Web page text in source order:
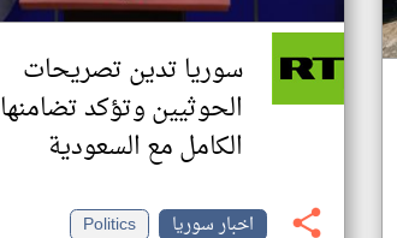
سوريا تدين تصريحات
الحوثيين وتؤكد تضامنها
الكامل مع السعودية
اخبار سوريا
Politics